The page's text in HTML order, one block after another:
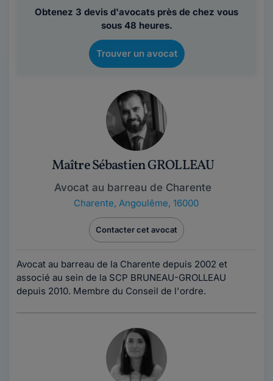
Obtenez 3 devis d'avocats près de chez vous
sous 48 heures.
Trouver un avocat
Maître Sébastien GROLLEAU
Avocat au barreau de Charente
Charente, Angoulême, 16000
Contacter cet avocat
Avocat au barreau de la Charente depuis 2002 et
associé au sein de la SCP BRUNEAU-GROLLEAU
depuis 2010. Membre du Conseil de l'ordre.